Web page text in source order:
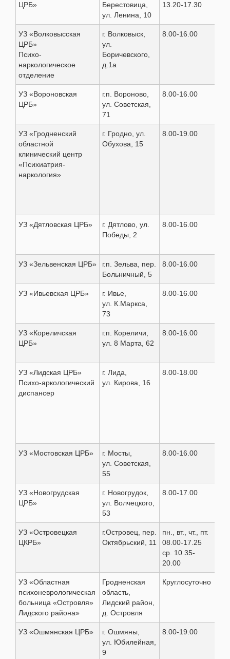
ЦРБ»
Берестовица,
ул. Ленина, 10
13.20-17.30
УЗ «Волковысская
ЦРБ»
Психо-
наркологическое
отделение
г. Волковыск,
ул.
Боричевского,
д.1а
8.00-16.00
УЗ «Вороновская
ЦРБ»
г.п. Вороново,
ул. Советская,
71
8.00-16.00
УЗ «Гродненский
областной
клинический центр
«Психиатрия-
наркология»
г. Гродно, ул.
Обухова, 15
8.00-19.00
УЗ «Дятловская ЦРБ»
г. Дятлово, ул.
Победы, 2
8.00-16.00
УЗ «Зельвенская ЦРБ»
г.п. Зельва, пер.
Больничный, 5
8.00-16.00
УЗ «Ивьевская ЦРБ»
г. Ивье,
ул. К.Маркса,
73
8.00-16.00
УЗ «Кореличская
ЦРБ»
г.п. Кореличи,
ул. 8 Марта, 62
8.00-16.00
УЗ «Лидская ЦРБ»
Психо-аркологический
диспансер
г. Лида,
ул. Кирова, 16
8.00-18.00
УЗ «Мостовская ЦРБ»
г. Мосты,
ул. Советская,
55
8.00-16.00
УЗ «Новогрудская
ЦРБ»
г. Новогрудок,
ул. Волчецкого,
53
8.00-17.00
УЗ «Островецкая
ЦКРБ»
г.Островец, пер.
Октябрьский, 11
пн., вт., чт., пт.
08.00-17.25
ср. 10.35-
20.00
УЗ «Областная
психоневрологическая
больница «Островля»
Лидского района»
Гродненская
область,
Лидский район,
д. Островля
Круглосуточно
УЗ «Ошмянская ЦРБ»
г. Ошмяны,
ул. Юбилейная,
9
8.00-19.00